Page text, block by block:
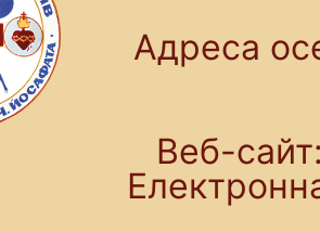
Адреса
Веб-